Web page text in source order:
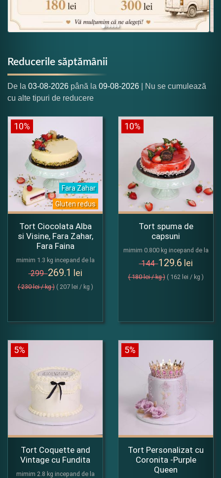
Reducerile săptămânii
De la 03-08-2026 până la 09-08-2026 | Nu se cumulează
cu alte tipuri de reducere
10%
Fara Zahar
Gluten redus
Tort Ciocolata Alba
si Visine, Fara Zahar,
Fara Faina
mimim 1.3 kg incepand de la
299269.1 lei
( 230 lei / kg )( 207 lei / kg )
10%
Tort spuma de
capsuni
mimim 0.800 kg incepand de la
144129.6 lei
( 180 lei / kg )( 162 lei / kg )
5%
Tort Coquette and
Vintage cu Fundita
mimim 2.8 kg incepand de la
5%
Tort Personalizat cu
Coronita -Purple
Queen